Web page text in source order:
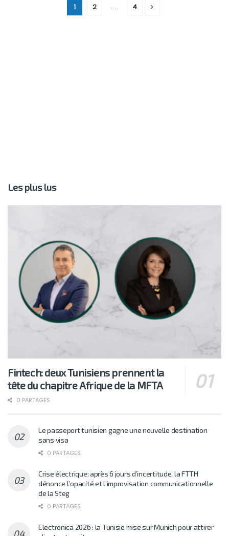
1 2 … 4
Les plus lus
Fintech: deux Tunisiens prennent la
tête du chapitre Afrique de la MFTA
0 PARTAGES
Le passeport tunisien gagne une nouvelle destination
sans visa
0 PARTAGES
Crise électrique: après 6 jours d’incertitude, la FTTH
dénonce l’opacité et l’improvisation communicationnelle
de la Steg
0 PARTAGES
Electronica 2026 : la Tunisie mise sur Munich pour attirer